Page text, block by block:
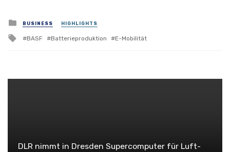
Posted
in
BUSINESS HIGHLIGHTS
Tagged
BASF Batterieproduktion E-Mobilität
DLR nimmt in Dresden Supercomputer für Luft-